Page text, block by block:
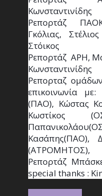
Ρεπορτάζ
Γκόλιας,
Στόικος
Ρεπορτάζ  ΑΡΗ,
Κωνσταντινίδης
Ρεπορταζ
επικοινωνία
(ΠΑΟ), Κώστας
Κωστίκος
Κασάπης(ΠΑΟ),
(ΑΤΡΟΜΗΤΟΣ),
Ρεπορτάζ
special thanks :